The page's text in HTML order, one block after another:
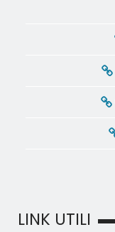
LINK UTILI